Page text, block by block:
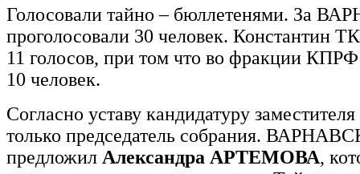
Голосовали тайно – бюллетенями. За
проголосовали 30 человек. Константин
11 голосов, при том что во фракции
10 человек.
Согласно уставу кандидатуру заместителя
только председатель собрания.
предложил Александра АРТЕМОВА,